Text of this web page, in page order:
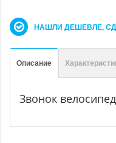
НАШЛИ ДЕШЕВЛЕ,
Описание
Звонок